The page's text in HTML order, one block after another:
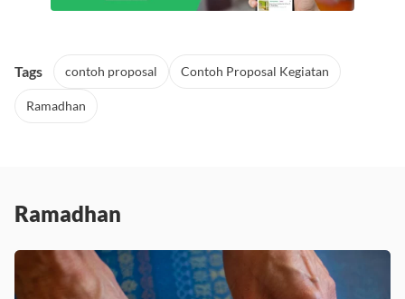
Tags contoh proposal Contoh Proposal Kegiatan
Ramadhan
Ramadhan